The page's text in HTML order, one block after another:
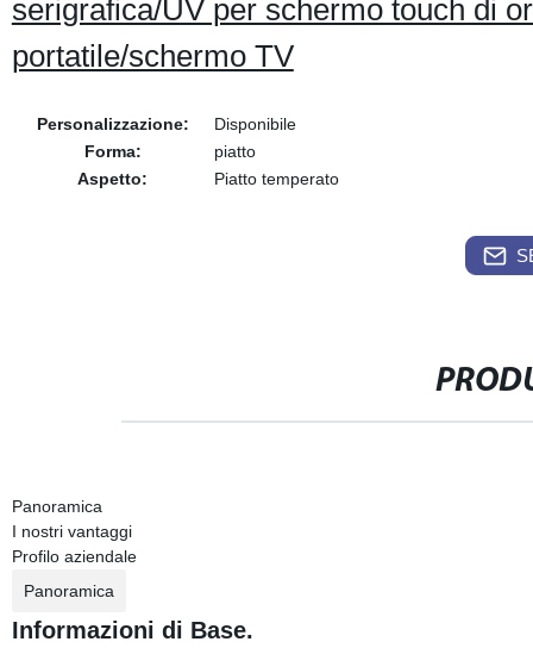
serigrafica/UV per schermo touch di
portatile/schermo TV
Personalizzazione:
Disponibile
Forma:
piatto
Aspetto:
Piatto temperato
Panoramica
I nostri vantaggi
Profilo aziendale
Panoramica
Informazioni di Base.